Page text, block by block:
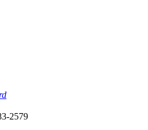
2579